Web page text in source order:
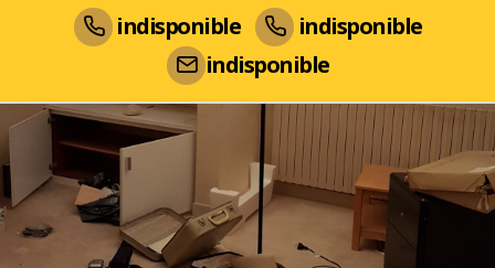
indisponible
indisponible
indisponible